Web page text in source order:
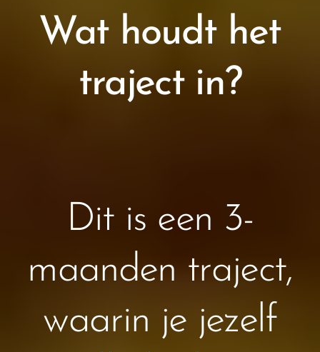
Wat houdt het
traject in?
Dit is een 3-
maanden traject,
waarin je jezelf